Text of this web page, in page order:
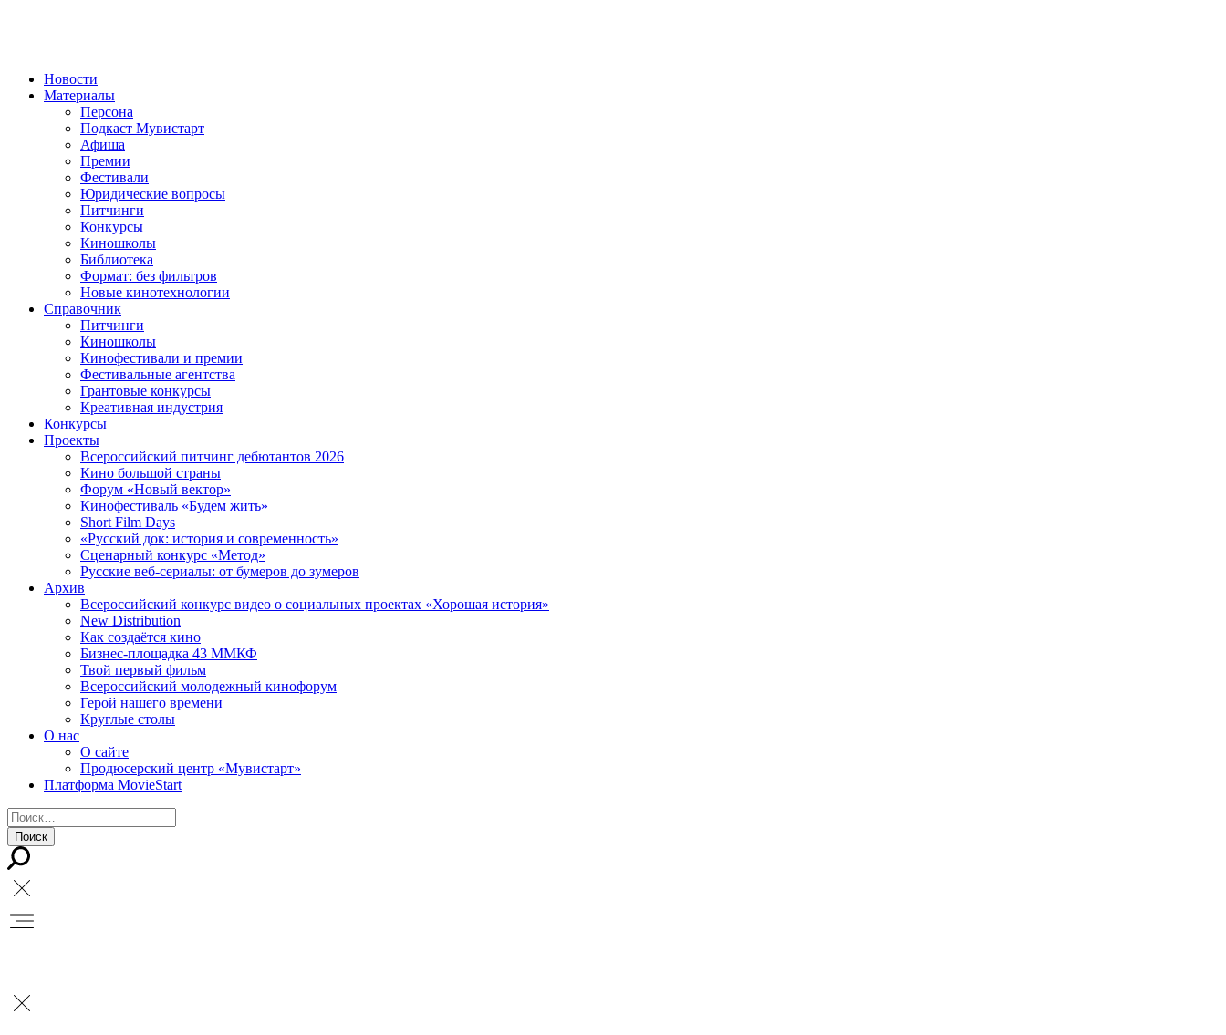
Новости
Материалы
Персона
Подкаст Мувистарт
Афиша
Премии
Фестивали
Юридические вопросы
Питчинги
Конкурсы
Киношколы
Библиотека
Формат: без фильтров
Новые кинотехнологии
Справочник
Питчинги
Киношколы
Кинофестивали и премии
Фестивальные агентства
Грантовые конкурсы
Креативная индустрия
Конкурсы
Проекты
Всероссийский питчинг дебютантов 2026
Кино большой страны
Форум «Новый вектор»
Кинофестиваль «Будем жить»
Short Film Days
«Русский док: история и современность»
Сценарный конкурс «Метод»
Русские веб-сериалы: от бумеров до зумеров
Архив
Всероссийский конкурс видео о социальных проектах «Хорошая история»
New Distribution
Как создаётся кино
Бизнес-площадка 43 ММКФ
Твой первый фильм
Всероссийский молодежный кинофорум
Герой нашего времени
Круглые столы
О нас
О сайте
Продюсерский центр «Мувистарт»
Платформа MovieStart